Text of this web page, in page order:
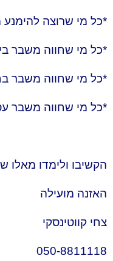
*כל מי שרוצה
*כל מי שחווה משבר
*כל מי שחווה משבר
*כל מי שחווה משבר
הקשיבו ולימדו מאלו
האזנה מועילה
צחי קווטינסקי
050-8811118